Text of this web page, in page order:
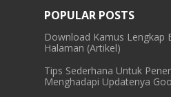
POPULAR POSTS
Download Kamus Lengkap
Halaman (Artikel)
Tips Sederhana Untuk
Menghadapi Updatenya